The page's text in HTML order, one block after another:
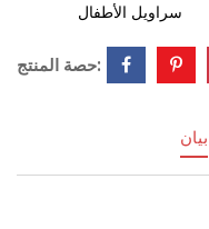
سراويل الأطفال
حصة المنتج:
بيان